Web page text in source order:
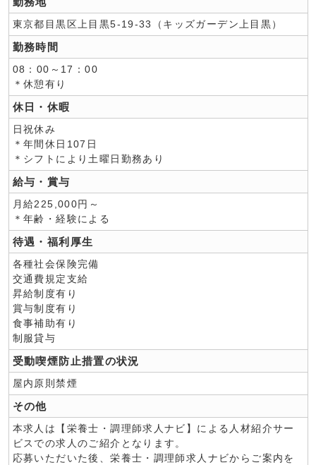
東京都目黒区上目黒5-19-33（キッズガーデン上目黒）
勤務時間
08：00～17：00
＊休憩有り
休日・休暇
日祝休み
＊年間休日107日
＊シフトにより土曜日勤務あり
給与・賞与
月給225,000円～
＊年齢・経験による
待遇・福利厚生
各種社会保険完備
交通費規定支給
昇給制度有り
賞与制度有り
食事補助有り
制服貸与
受動喫煙防止措置の状況
屋内原則禁煙
その他
本求人は【栄養士・調理師求人ナビ】による人材紹介サー
ビスでの求人のご紹介となります。
応募いただいた後、栄養士・調理師求人ナビからご案内を